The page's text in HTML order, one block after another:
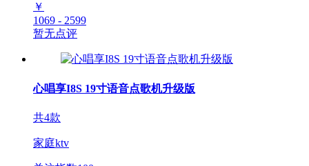
￥
1069 - 2599
暂无点评
心唱享I8S 19寸语音点歌机升级版
共4款
家庭ktv